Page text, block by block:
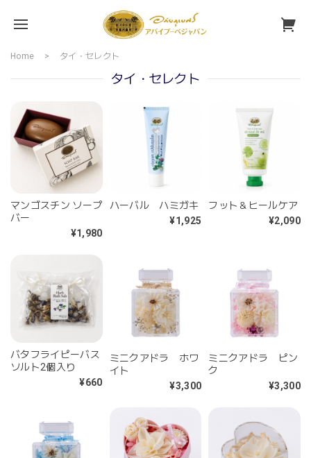
Home タイ・セレクト
タイ・セレクト
マンゴスチン ソープ
バー
¥1,980
ハーバル ハミガキ
¥1,925
フット＆ヒールケア
¥2,090
バタフライピーバス
ソルト2個入り
¥660
ミニクアドラ ホワ
イト
¥3,300
ミニクアドラ ピン
ク
¥3,300